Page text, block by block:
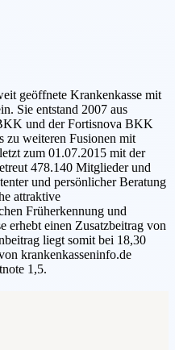
geöffnete Krankenkasse mit
Sie entstand 2007 aus
und der Fortisnova BKK
zu weiteren Fusionen mit
zum 01.07.2015 mit der
478.140 Mitglieder und
und persönlicher Beratung
attraktive
Früherkennung und
erhebt einen Zusatzbeitrag von
liegt somit bei 18,30
krankenkasseninfo.de
1,5.